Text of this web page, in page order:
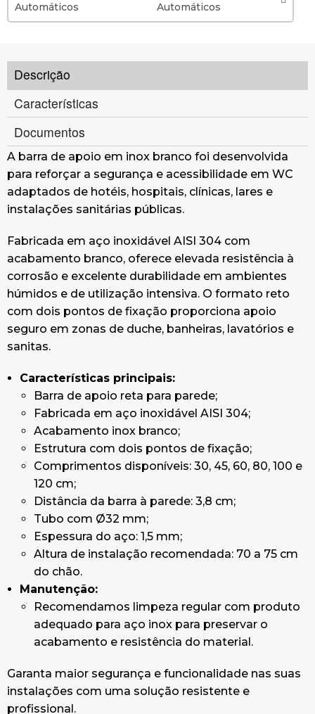
Automáticos
Descrição
Características
Documentos
A barra de apoio em inox branco foi desenvolvida
para reforçar a segurança e acessibilidade em WC
adaptados de hotéis, hospitais, clínicas, lares e
instalações sanitárias públicas.
Fabricada em aço inoxidável AISI 304 com
acabamento branco, oferece elevada resistência à
corrosão e excelente durabilidade em ambientes
húmidos e de utilização intensiva. O formato reto
com dois pontos de fixação proporciona apoio
seguro em zonas de duche, banheiras, lavatórios e
sanitas.
Características principais:
Barra de apoio reta para parede;
Fabricada em aço inoxidável AISI 304;
Acabamento inox branco;
Estrutura com dois pontos de fixação;
Comprimentos disponíveis: 30, 45, 60, 80, 100 e
120 cm;
Distância da barra à parede: 3,8 cm;
Tubo com Ø32 mm;
Espessura do aço: 1,5 mm;
Altura de instalação recomendada: 70 a 75 cm
do chão.
Manutenção:
Recomendamos limpeza regular com produto
adequado para aço inox para preservar o
acabamento e resistência do material.
Garanta maior segurança e funcionalidade nas suas
instalações com uma solução resistente e
profissional.